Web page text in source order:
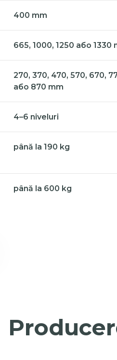
400 mm
665, 1000, 1250 або 1330
270, 370, 470, 570, 670,
або 870 mm
4–6 niveluri
până la 190 kg
până la 600 kg